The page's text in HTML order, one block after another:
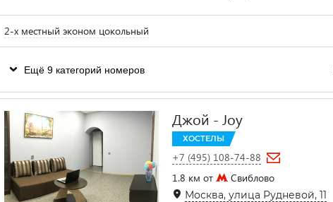
2-х местный эконом цокольный
Ещё 9 категорий номеров
Джой - Joy
ХОСТЕЛЫ
+7 (495) 108-74-88
1.8 км от
Свиблово
Москва, улица Рудневой, 11